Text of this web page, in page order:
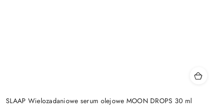
SLAAP Wielozadaniowe serum olejowe MOON DROPS 30 ml